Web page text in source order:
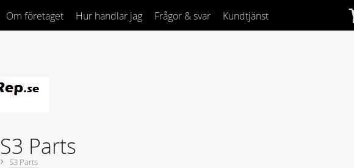
Om företaget Hur handlar jag Frågor & svar Kundtjänst
S3 Parts
S3 Parts